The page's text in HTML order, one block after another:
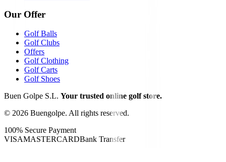
Our Offer
Golf Balls
Golf Clubs
Offers
Golf Clothing
Golf Carts
Golf Shoes
Buen Golpe S.L. Your trusted online golf store.
© 2026 Buengolpe. All rights reserved.
100% Secure Payment
VISAMASTERCARDBank Transfer